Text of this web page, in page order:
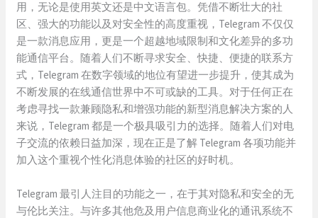
用，无论是使用英文还是中文语言包。凭借不断壮大的社
区、强大的功能以及对安全性的高度重视，Telegram 不仅仅
是一款消息应用，更是一个超越地域限制和文化差异的多功
能通信平台。随着人们不断寻求安全、快捷、便捷的联系方
式，Telegram 在数字领域的地位有望进一步提升，使其成为
不断发展的在线通信世界中不可或缺的工具。对于任何正在
考虑寻找一款兼顾隐私和增强功能的新型消息解决方案的人
来说，Telegram 都是一个极具吸引力的选择。随着人们对电
子交流的依赖日益加深，现在正是了解 Telegram 各项功能并
加入这个重视个性化消息体验的社区的好时机。
Telegram 最引人注目的功能之一，在于其对隐私和安全的无
与伦比关注。与许多其他危及用户信息商业化的通讯系统不